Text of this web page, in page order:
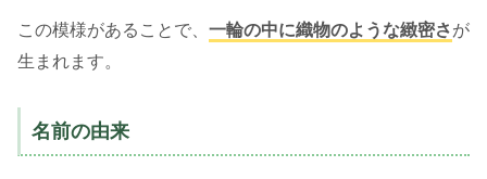
この模様があることで、 一輪の中に織物のような緻密さが
生まれます。
名前の由来